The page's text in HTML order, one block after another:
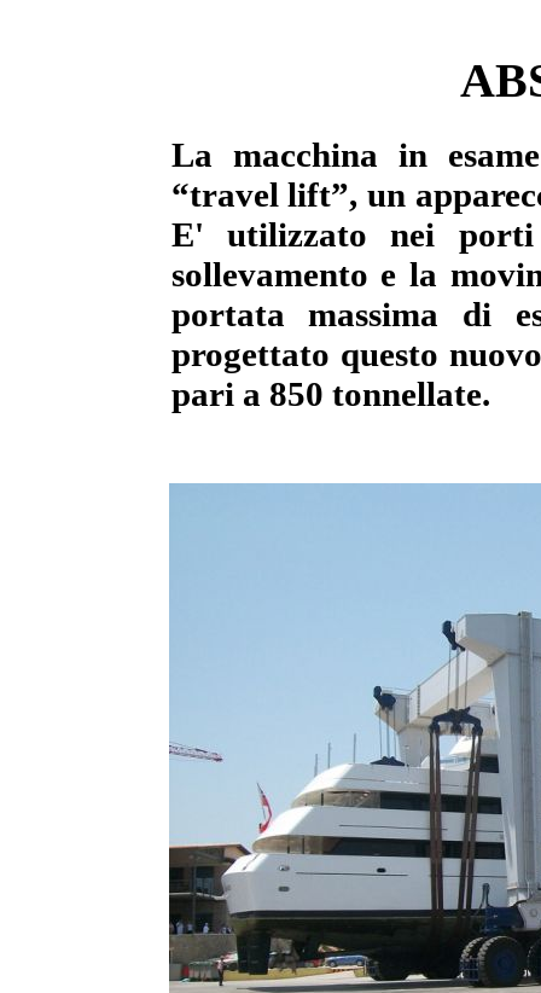
La macchina in
“travel lift”, un
E' utilizzato nei
sollevamento e la
portata massima di
progettato questo
pari a 850 tonnellate.